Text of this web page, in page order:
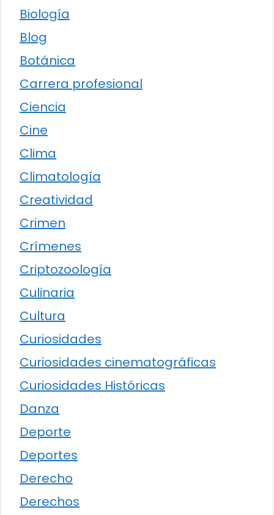
Biología
Blog
Botánica
Carrera profesional
Ciencia
Cine
Clima
Climatología
Creatividad
Crimen
Crímenes
Criptozoología
Culinaria
Cultura
Curiosidades
Curiosidades cinematográficas
Curiosidades Históricas
Danza
Deporte
Deportes
Derecho
Derechos